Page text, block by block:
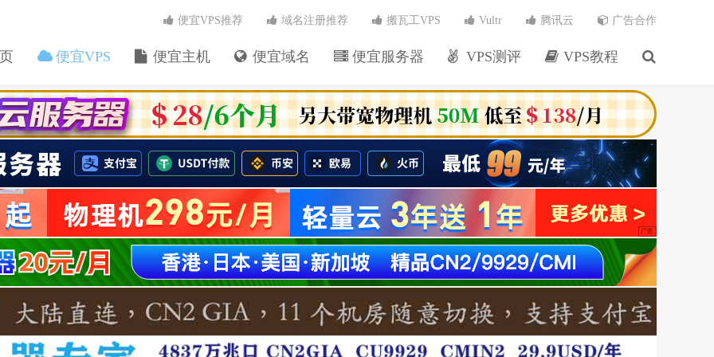
便宜VPS 便宜主机 便宜域名 便宜服务器 VPS测评 VPS教程
便宜VPS推荐 域名注册推荐 搬瓦工VPS Vultr 腾讯云 广告合作